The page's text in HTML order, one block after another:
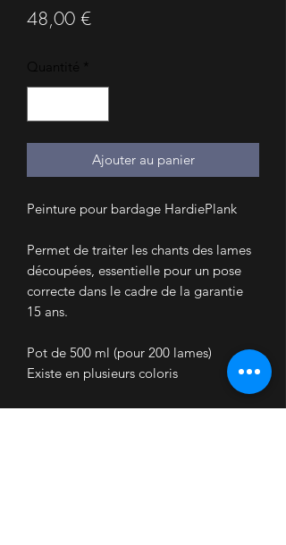
48,00 €Prix
Quantité *
Ajouter au panier
Peinture pour bardage HardiePlank
Permet de traiter les chants des lames
découpées, essentielle pour un pose
correcte dans le cadre de la garantie
15 ans.
Pot de 500 ml (pour 200 lames)
Existe en plusieurs coloris
48 € TTC le pot de 500 ml SOIT 40 €